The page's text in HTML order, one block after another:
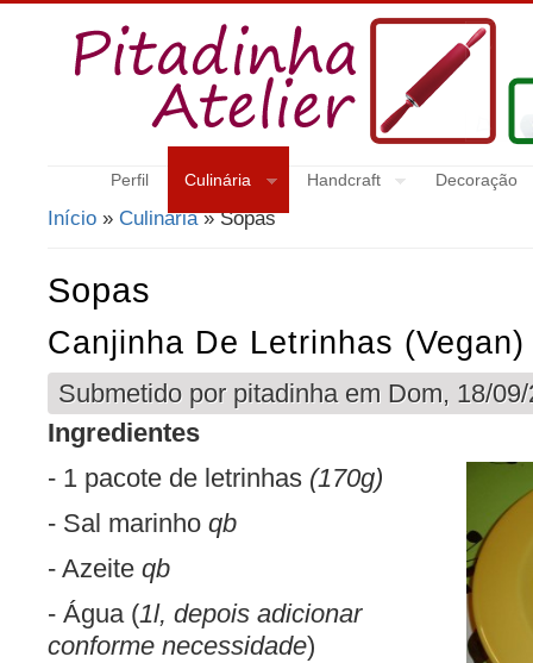
Perfil Culinária Handcraft Decoração
Início » Culinária» Sopas
Sopas
Canjinha De Letrinhas (vegan)
Submetido por pitadinha em Dom, 18/
Ingredientes
- 1 pacote de letrinhas (170g)
- Sal marinho qb
- Azeite qb
- Água (1l, depois adicionar
conforme necessidade)